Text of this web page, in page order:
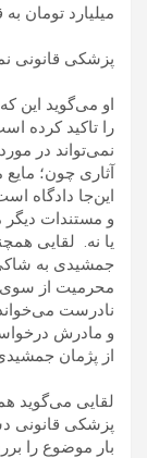
میلیارد تومان
پزشکی قانونی
او می‌گوید این
را تاکید کرده
نمی‌تواند در
آثاری چون؛
این‌جا دادگاه
و مستندات
جمشیدی به
محرمیت از سوی
نادرست
از پژمان
لقایی می‌گوید
پزشکی قانونی
بار موضوع را